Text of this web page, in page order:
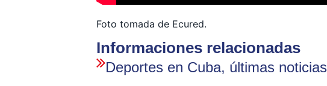
Foto tomada de Ecured.
Informaciones relacionadas
Deportes en Cuba, últimas noticias